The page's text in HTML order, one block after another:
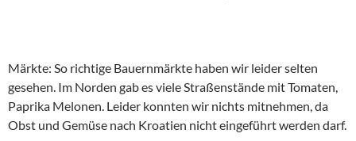
Märkte: So richtige Bauernmärkte haben wir leider selten
gesehen. Im Norden gab es viele Straßenstände mit Tomaten,
Paprika Melonen. Leider konnten wir nichts mitnehmen, da
Obst und Gemüse nach Kroatien nicht eingeführt werden darf.